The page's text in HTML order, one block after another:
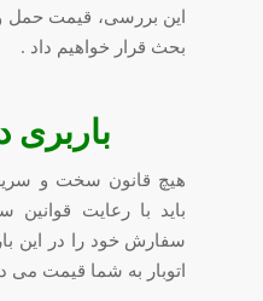
این بررسی، قیمت حمل و
بحث قرار خواهیم داد .
هیچ قانون سخت و
باید با رعایت
سفارش خود را در این
اتوبار به شما قیمت می